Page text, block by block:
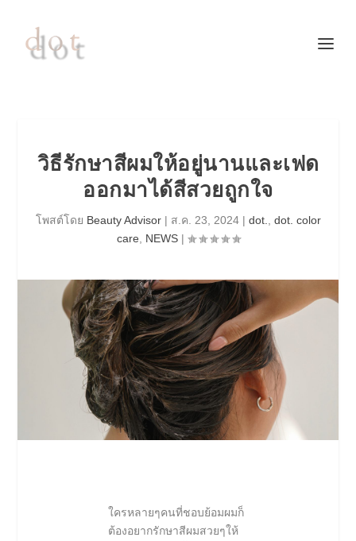
วิธีรักษาสีผมให้อยู่นานและเฟด
ออกมาได้สีสวยถูกใจ
โพสต์โดย Beauty Advisor| ส.ค. 23, 2024| dot.
dot. color
care
NEWS|
ใครหลายๆคนที่ชอบย้อมผมก็
ต้องอยากรักษาสีผมสวยๆให้